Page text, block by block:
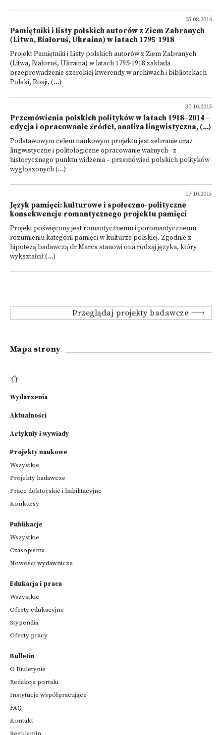
05.08.2016
Pamiętniki i listy polskich autorów z Ziem Zabranych
(Litwa, Białoruś, Ukraina) w latach 1795-1918
Projekt Pamiętniki i Listy polskich autorów z Ziem Zabranych
(Litwa, Białoruś, Ukraina) w latach 1795-1918 zakłada
przeprowadzenie szerokiej kwerendy w archiwach i bibliotekach
Polski, Rosji, (...)
30.10.2015
Przemówienia polskich polityków w latach 1918–2014 –
edycja i opracowanie źródeł, analiza lingwistyczna, (...)
Podstawowym celem naukowym projektu jest zebranie oraz
lingwistyczne i politologiczne opracowanie ważnych - z
historycznego punktu widzenia – przemówień polskich polityków
wygłoszonych (...)
17.10.2015
Język pamięci: kulturowe i społeczno-polityczne
konsekwencje romantycznego projektu pamięci
Projekt poświęcony jest romantycznemu i poromantycznemu
rozumieniu kategorii pamięci w kulturze polskiej. Zgodnie z
hipotezą badawczą dr Marca stanowi ona rodzaj języka, który
wykształcił (...)
Przeglądaj projekty badawcze
Mapa strony
Wydarzenia
Aktualności
Artykuły i wywiady
Projekty naukowe
Wszystkie
Projekty badawcze
Prace doktorskie i habilitacyjne
Konkursy
Publikacje
Wszystkie
Czasopisma
Nowości wydawnicze
Edukacja i praca
Wszystkie
Oferty edukacyjne
Stypendia
Oferty pracy
Bulletin
O Biuletynie
Redakcja portalu
Instytucje współpracujące
FAQ
Kontakt